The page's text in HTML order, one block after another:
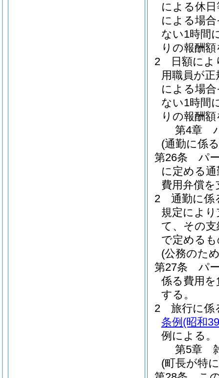
による休
による場
ない1時間
りの報酬
2
日額に
用職員が
による場
ない1時間
りの報酬
第4章
(通勤に係
第26条
パ
に定める
費用弁償
2
通勤に係
規定によ
て、その
で定める
(公務のた
第27条
パ
係る費用
する。
2
旅行に係
条例 (昭和
例による。
第5章
(町長が特